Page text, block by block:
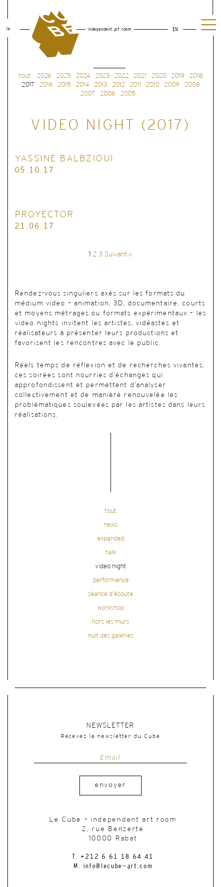
le independent art room EN
tout 2026 2025 2024 2023 2022 2021 2020 2019
2018
2017
2016 2015 2014 2013 2012 2011 2010 2009
2008
2007
2006 2005
VIDEO NIGHT (2017)
YASSINE BALBZIOUI
05.10.17
PROYECTOR
21.06.17
1 2 3 Suivant »
Rendez-vous singuliers axés sur les formats du
médium video – animation, 3D, documentaire, courts
et moyens métrages ou formats expérimentaux – les
video nights invitent les artistes, vidéastes et
réalisateurs à présenter leurs productions et
favorisent les rencontres avec le public.
Réels temps de réflexion et de recherches vivantes,
ces soirées sont nourries d’échanges qui
approfondissent et permettent d’analyser
collectivement et de manière renouvelée les
problématiques soulevées par les artistes dans leurs
réalisations.
tout
news
expanded
talk
video night
performance
séance d'écoute
workshop
hors les murs
nuit des galeries
NEWSLETTER
Recevez la newsletter du Cube
envoyer
Le Cube – independent art room
2, rue Benzerte
10000 Rabat
T. +212 6 61 18 64 41
M. info@lecube-art.com